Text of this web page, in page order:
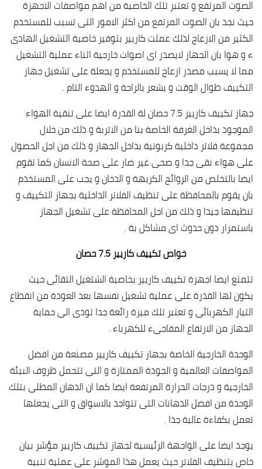
الصوت المرتفع و تعتبر تلك الخاصية من اهم مواصفات الاجهزة
حيث نجد بان الصوت المرتفع من اكثر الامور التى تسبب للمستخدم
الكثير من الازعاج لذلك عملت كاريير بتوفير خاصية التشغيل الهادى
ء و هوا بان الجهاز لايصدر اى اصوات خارجية اثناء عملية التشغيل
مما لا يسبب مصدر ازعاج للمستخدم و يجعلة على تشغيل جهاز
التكييف طوال الوقت و يشعر بالراحة و الهدوء التام .
جهاز تكييف كاريير 7.5 حصان لة القدرة ايضا على تنقية الهواء
الموجود بداخل الغرفة الخاصة بنا من الاتربة و ذلك من خلال
مجموعة فلاتر داخلية كربونية بداخل الجهاز و ذلك من اجل الحصول
على هواء نقى جدا و صحى غير ضار على صحة الانسان كما تقوم
ايضا بالتخلص من الروائح الكريهة و الدخان و يجب على المستخدم
بان يقوم بالمحافظة على تنظيف الفلاتر الداخلية بجهاز التكييف و
تنظيفها جيدا و ذلك من اجل المحافظة على تشغيل الجهاز
باستمرار دون حدوث اى مشاكل بة .
خواص تكييف كاريير 7.5 حصان
تتمتع ايضا اجهزة تكييف كاريير بخاصية الشتغيل التقائى حيث
يكون لها القدرة على عملية تشغيل نفسها بعد العودة من انقطاع
التيار الكهربائى و تعتبر تلك ميزة رائعة جدا تودى الى حماية
الجهاز من الارتفاع المفاجىء للكهرباء .
الوحدة الخارجية الخاصة بجهاز تكييف كاريير مصنعة من افضل
المواصفات العالمية و الجودة الممتازة و التى تتحمل ظروف البيئة
الخارجية و درجات الحرارة المرتفعة ايضا كما ان الدهان المطلى بتلك
الوحدة من افضل الدهانات التى تتواجد بالاسواق و التى يجعلها
تعمل بكفاءة عالية جدا .
يوجد ايضا على الواجهة الرئيسية لجهاز تكييف كاريير مؤشر بيان
خاص بتنظيف الفلاتر حيث يعمل هذا الموشر على عملية تنبية